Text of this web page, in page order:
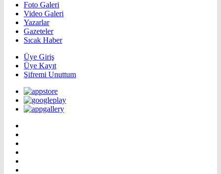
Foto Galeri
Video Galeri
Yazarlar
Gazeteler
Sıcak Haber
Üye Giriş
Üye Kayıt
Şifremi Unuttum